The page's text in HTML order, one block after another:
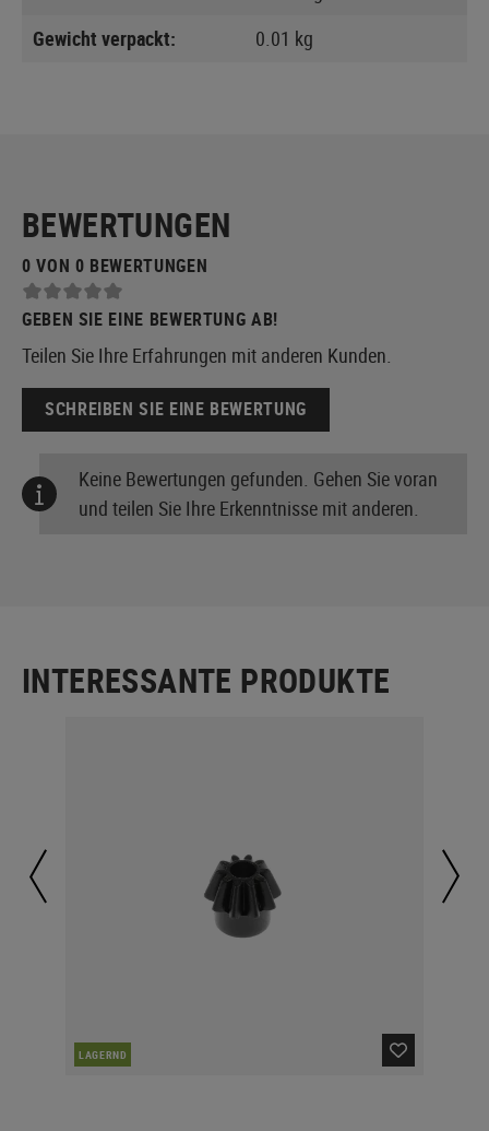
Gewicht verpackt:
0.01 kg
BEWERTUNGEN
0 VON 0 BEWERTUNGEN
GEBEN SIE EINE BEWERTUNG AB!
Teilen Sie Ihre Erfahrungen mit anderen Kunden.
SCHREIBEN SIE EINE BEWERTUNG
Keine Bewertungen gefunden. Gehen Sie voran
und teilen Sie Ihre Erkenntnisse mit anderen.
INTERESSANTE PRODUKTE
LAGERND